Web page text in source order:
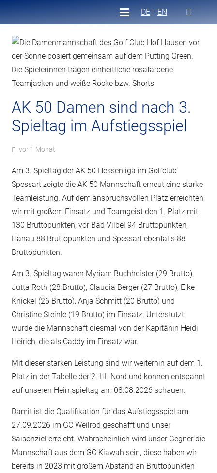
DE EN
AK 50 Damen sind nach 3.
Spieltag im Aufstiegsspiel
vor 1 Monat
Am 3. Spieltag der AK 50 Hessenliga im Golfclub
Spessart zeigte die AK 50 Mannschaft erneut eine starke
Teamleistung. Auf dem anspruchsvollen Platz erreichten
wir mit großem Einsatz und Teamgeist den 1. Platz mit
130 Bruttopunkten, vor Bad Vilbel 94 Bruttopunkten,
Hanau 88 Bruttopunkten und Spessart ebenfalls 88
Bruttopunkten.
Am 3. Spieltag waren Myriam Buchheister (29 Brutto),
Jutta Roth (28 Brutto), Claudia Berger (27 Brutto), Elke
Knickel (26 Brutto), Anja Schmitt (20 Brutto) und
Christine Steinle (19 Brutto) im Einsatz. Unterstützt
wurde die Mannschaft diesmal von der Kapitänin Heidi
Heirich, die als Caddy im Einsatz war.
Mit dieser starken Leistung sind wir weiterhin auf dem 1.
Platz in der Tabelle der 2. HL Nord und können entspannt
auf unseren Heimspieltag am 08.08.2026 schauen.
Damit ist die Qualifikation für das Aufstiegsspiel am
27.09.2026 im GC Weilrod geschafft und unser
Saisonziel erreicht. Wahrscheinlich wird unser Gegner die
Mannschaft aus dem GC Kiawah sein, diese haben wir
bereits in 2023 mit großem Abstand an Bruttopunkten